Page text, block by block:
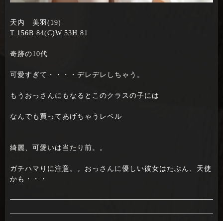
天内 美羽(19)
T.156B.84(C)W.53H.81
奇跡の10代
可愛すぎて・・・・デレデレしちゃう。
もうおっさんにもなるとこのクラスの子には
なんでも買ってあげちゃうレベル
綺麗、可愛いは当たり前。。
ガチハマりに注意。。おっさんに優しい彼女はたぶん、天使
かも・・・